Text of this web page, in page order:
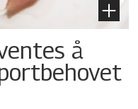
å